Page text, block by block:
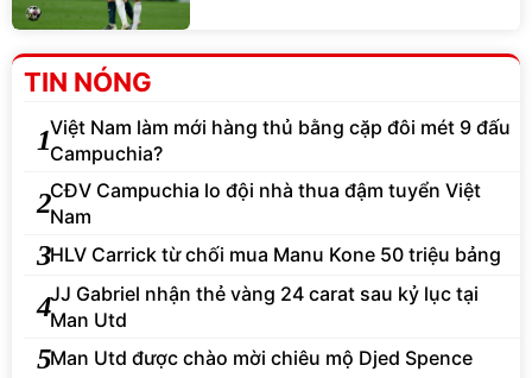
TIN NÓNG
1Việt Nam làm mới hàng thủ bằng cặp đôi mét 9 đấu
Campuchia?
2CĐV Campuchia lo đội nhà thua đậm tuyển Việt
Nam
3HLV Carrick từ chối mua Manu Kone 50 triệu bảng
4JJ Gabriel nhận thẻ vàng 24 carat sau kỷ lục tại
Man Utd
5Man Utd được chào mời chiêu mộ Djed Spence